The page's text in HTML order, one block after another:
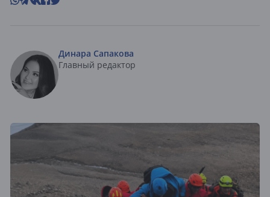
Динара Сапакова
Главный редактор